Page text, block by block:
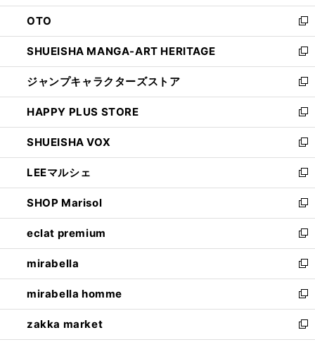
ウ
で
開
く
ン
ド
ウ
で
開
く
OTO
新
し
い
ウ
ィ
ン
ド
ウ
で
開
く
SHUEISHA MANGA-ART HERITAGE
新
し
い
ウ
ィ
ン
ド
ウ
で
開
く
ジャンプキャラクターズストア
新
し
い
ウ
ィ
ン
ド
ウ
で
開
く
HAPPY PLUS STORE
新
し
い
ウ
ィ
ン
ド
ウ
で
開
く
SHUEISHA VOX
新
し
い
ウ
ィ
ン
ド
ウ
で
開
く
LEEマルシェ
新
し
い
ウ
ィ
ン
ド
ウ
で
開
く
SHOP Marisol
新
し
い
ウ
ィ
ン
ド
ウ
で
開
eclat premium
新
し
い
ウ
ィ
ン
ド
mirabella
新
し
い
ウ
ィ
mirabella homme
新
し
い
zakka market
新